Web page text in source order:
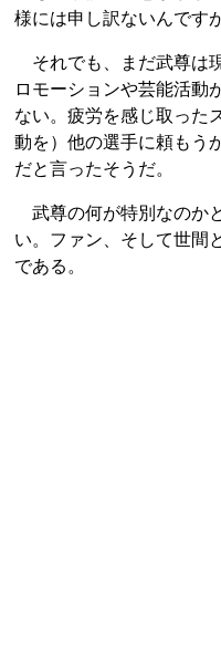
様には申し訳ないんです
それでも、まだ武尊は
ロモーションや芸能活動
ない。疲労を感じ取った
動を）他の選手に頼もう
だと言ったそうだ。
武尊の何が特別なのか
い。ファン、そして世間
である。